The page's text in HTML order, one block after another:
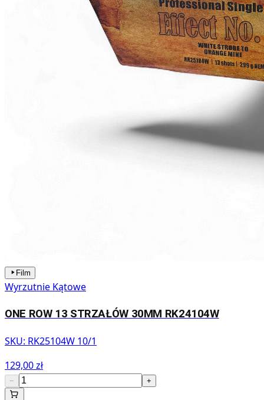
Film
Wyrzutnie Kątowe
ONE ROW 13 STRZAŁÓW 30MM RK24104W
SKU: RK25104W 10/1
129,00 zł
− +